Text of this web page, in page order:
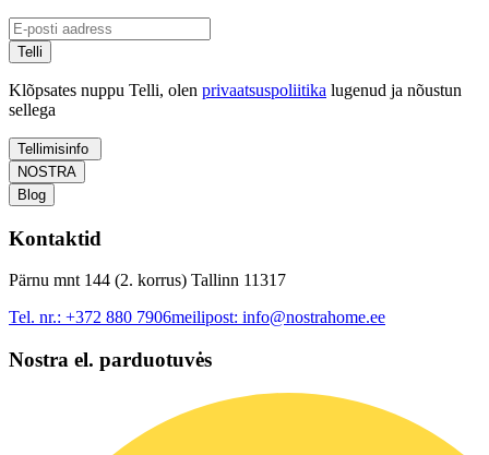
Telli
Klõpsates nuppu Telli, olen privaatsuspoliitika lugenud ja nõustun
sellega
Tellimisinfo
NOSTRA
Blog
Kontaktid
Pärnu mnt 144 (2. korrus) Tallinn 11317
Tel. nr.: +372 880 7906meilipost: info@nostrahome.ee
Nostra el. parduotuvės